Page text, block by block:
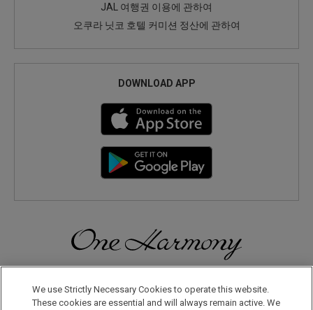
JAL 여행권 이용에 관하여
오쿠라 닛코 호텔 커미션 정산에 관하여
DOWNLOAD APP
로 등록하시면 다양한 혜택을 누리실 수 있습니다.
We use Strictly Necessary Cookies to operate this website.
These cookies are essential and will always remain active. We